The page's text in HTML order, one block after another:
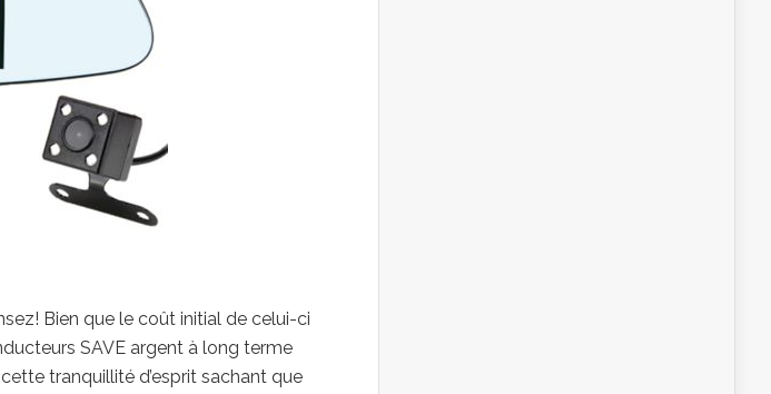
Bien que le coût initial de celui-ci
SAVE argent à long terme
tranquillité d’esprit sachant que